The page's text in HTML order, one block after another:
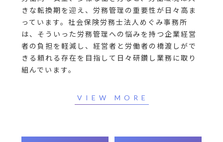
2023.06.28
社会保険労務士
及び社会保険労務士補助 、
事務（パー
の採用募集を開始いたしました。
2023.05.23 入社新卒採用 一次選考会のお知らせ
2023.02.28
2024年度新卒採用募集を開始いたしました。
事務（正社員）及び事務（パート）の採用募集を終了い
きな転換期を迎え、労務管理の重要性が日々高ま
っています。社会保険労務士法人めぐみ事務所
は、そういった労務管理への悩みを持つ企業経営
者の負担を軽減し、経営者と労働者の橋渡しがで
きる頼れる存在を目指して日々研鑽し業務に取り
組んでいます。
VIEW MORE